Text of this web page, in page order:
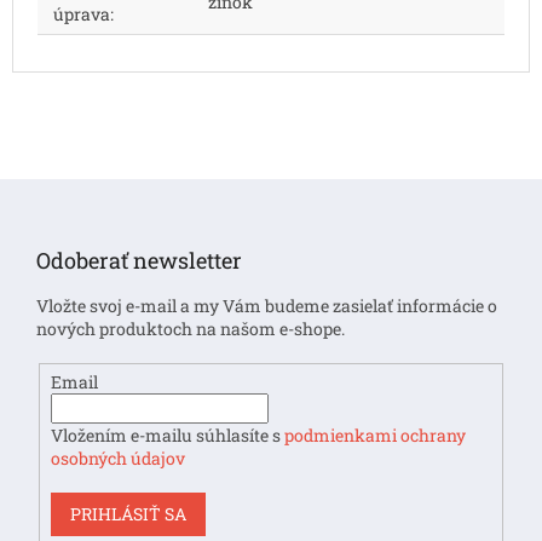
úprava:
Odoberať newsletter
Vložte svoj e-mail a my Vám budeme zasielať informácie o
nových produktoch na našom e-shope.
Email
Vložením e-mailu súhlasíte spodmienkami ochrany
osobných údajov
PRIHLÁSIŤ SA